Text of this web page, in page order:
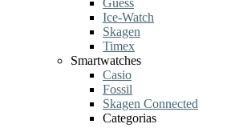
Guess
Ice-Watch
Skagen
Timex
Smartwatches
Casio
Fossil
Skagen Connected
Categorias